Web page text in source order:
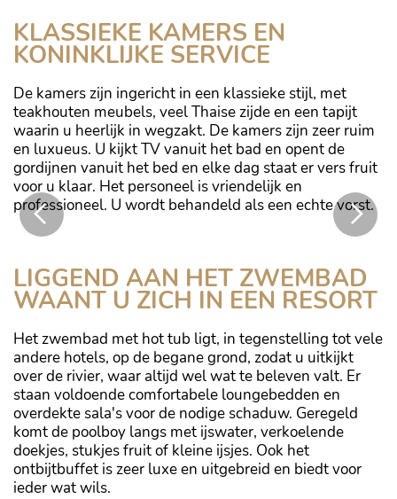
KLASSIEKE KAMERS EN
KONINKLIJKE SERVICE
De kamers zijn ingericht in een klassieke stijl, met
teakhouten meubels, veel Thaise zijde en een tapijt
waarin u heerlijk in wegzakt. De kamers zijn zeer ruim
en luxueus. U kijkt TV vanuit het bad en opent de
gordijnen vanuit het bed en elke dag staat er vers fruit
voor u klaar. Het personeel is vriendelijk en
professioneel. U wordt behandeld als een echte vorst.
Jacuzzi met fantastisch uitzicht
LIGGEND AAN HET ZWEMBAD
WAANT U ZICH IN EEN RESORT
Het zwembad met hot tub ligt, in tegenstelling tot vele
andere hotels, op de begane grond, zodat u uitkijkt
over de rivier, waar altijd wel wat te beleven valt. Er
staan voldoende comfortabele loungebedden en
overdekte sala's voor de nodige schaduw. Geregeld
komt de poolboy langs met ijswater, verkoelende
doekjes, stukjes fruit of kleine ijsjes. Ook het
ontbijtbuffet is zeer luxe en uitgebreid en biedt voor
ieder wat wils.